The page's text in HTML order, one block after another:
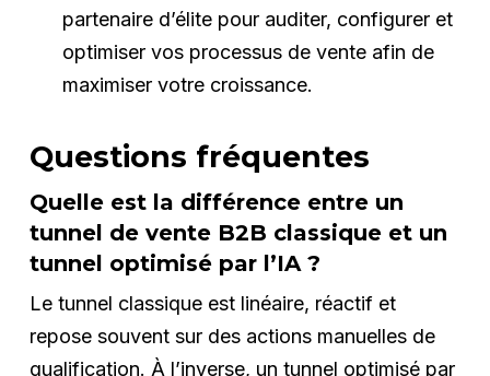
partenaire d’élite pour auditer, configurer et
optimiser vos processus de vente afin de
maximiser votre croissance.
Questions fréquentes
Quelle est la différence entre un
tunnel de vente B2B classique et un
tunnel optimisé par l’IA ?
Le tunnel classique est linéaire, réactif et
repose souvent sur des actions manuelles de
qualification. À l’inverse, un tunnel optimisé par